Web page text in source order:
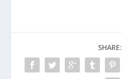
e
A
SHARE: